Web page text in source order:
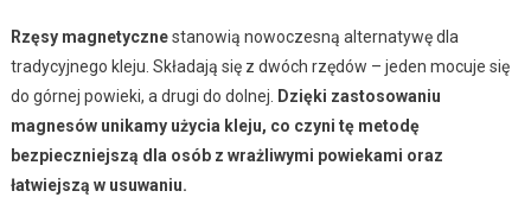
Rzęsy magnetycznestanowią nowoczesną alternatywę dla
tradycyjnego kleju. Składają się z dwóch rzędów – jeden mocuje się
do górnej powieki, a drugi do dolnej.
Dzięki zastosowaniu
magnesów unikamy użycia kleju, co czyni tę metodę
bezpieczniejszą dla osób z wrażliwymi powiekami oraz
łatwiejszą w usuwaniu.